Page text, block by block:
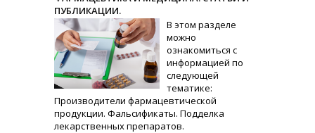
ПУБЛИКАЦИИ.
В этом разделе
можно
ознакомиться с
информацией по
следующей
тематике:
Производители фармацевтической
продукции. Фальсификаты. Подделка
лекарственных препаратов.